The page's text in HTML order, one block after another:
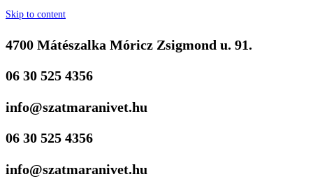
Skip to content
4700 Mátészalka Móricz Zsigmond u. 91.
06 30 525 4356
info@szatmaranivet.hu
06 30 525 4356
info@szatmaranivet.hu